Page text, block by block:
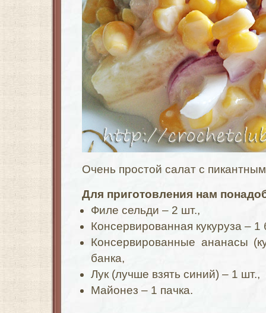
Очень простой салат с
Для приготовления нам
Филе сельди – 2 шт.,
Консервированная кукуруза – 1
Консервированные ананасы
банка,
Лук (лучше взять синий) – 1 шт.,
Майонез – 1 пачка.